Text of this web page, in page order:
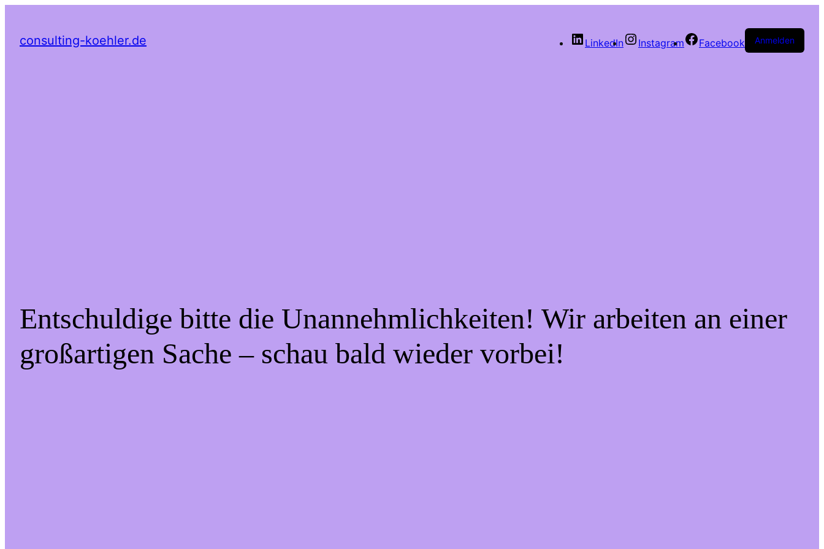
consulting-koehler.de LinkedIn Instagram Facebook Anmelden
Entschuldige bitte die Unannehmlichkeiten! Wir arbeiten an einer
großartigen Sache – schau bald wieder vorbei!